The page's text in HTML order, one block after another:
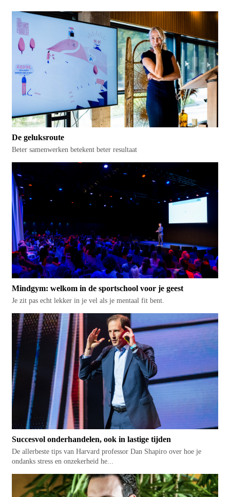
De geluksroute
Beter samenwerken betekent beter resultaat
Mindgym: welkom in de sportschool voor je geest
Je zit pas echt lekker in je vel als je mentaal fit bent.
Succesvol onderhandelen, ook in lastige tijden
De allerbeste tips van Harvard professor Dan Shapiro over hoe je
ondanks stress en onzekerheid he...